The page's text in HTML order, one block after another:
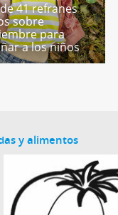
41 refranes
sobre
para
a los niños
y alimentos